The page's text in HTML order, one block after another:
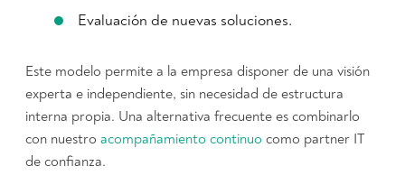
Evaluación de nuevas soluciones.
Este modelo permite a la empresa disponer de una visión
experta e independiente, sin necesidad de estructura
interna propia. Una alternativa frecuente es combinarlo
con nuestro acompañamiento continuo como partner IT
de confianza.